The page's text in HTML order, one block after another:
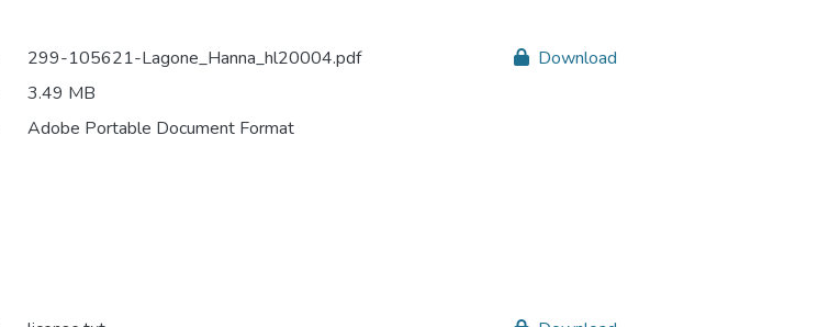
299-105621-Lagone_Hanna_hl20004.pdf
3.49 MB
Adobe Portable Document Format
Download